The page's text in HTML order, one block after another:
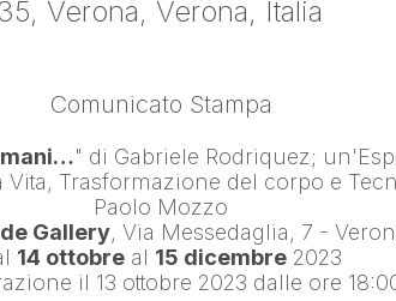
Verona, Verona, Italia
Comunicato Stampa
" di Gabriele Rodriquez;
Paolo Mozzo
Gallery, Via Messedaglia, 7 -
14 ottobre al 15 dicembre 2023
il 13 ottobre 2023 dalle ore